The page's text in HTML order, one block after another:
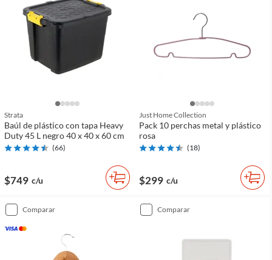
Strata
Baúl de plástico con tapa Heavy
Duty 45 L negro 40 x 40 x 60 cm
(66)
$749 c/u
Just Home Collection
Pack 10 perchas metal y plástico
rosa
(18)
$299 c/u
comparar comparar